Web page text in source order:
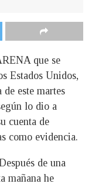
que se
Estados Unidos,
este martes
lo dio a
cuenta de
como evidencia.
de una
mañana he